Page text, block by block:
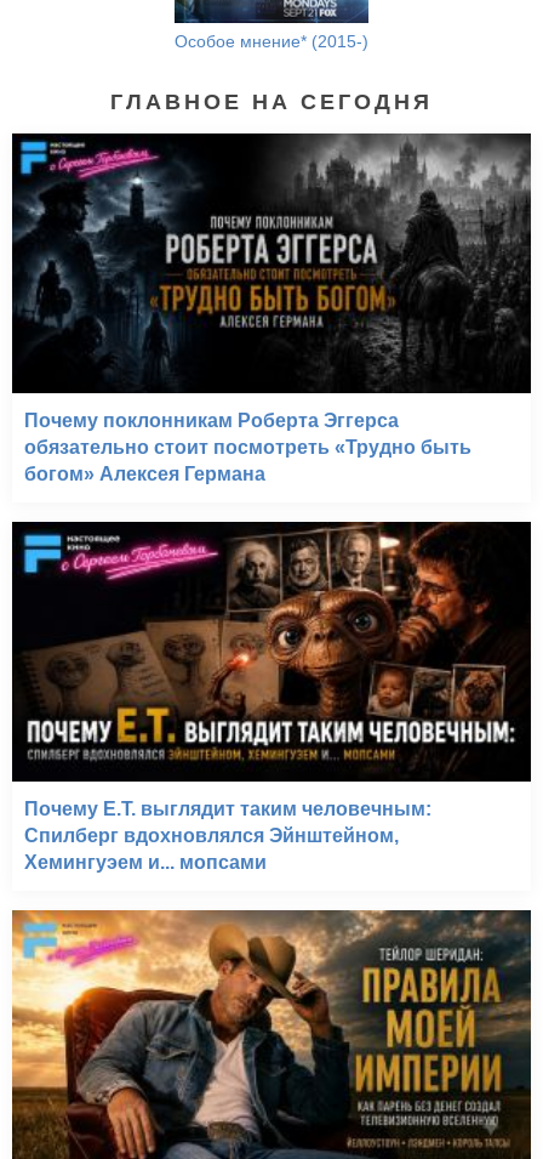
Особое мнение* (2015-)
ГЛАВНОЕ НА СЕГОДНЯ
Почему поклонникам Роберта Эггерса
обязательно стоит посмотреть «Трудно быть
богом» Алексея Германа
Почему E.T. выглядит таким человечным:
Спилберг вдохновлялся Эйнштейном,
Хемингуэем и... мопсами